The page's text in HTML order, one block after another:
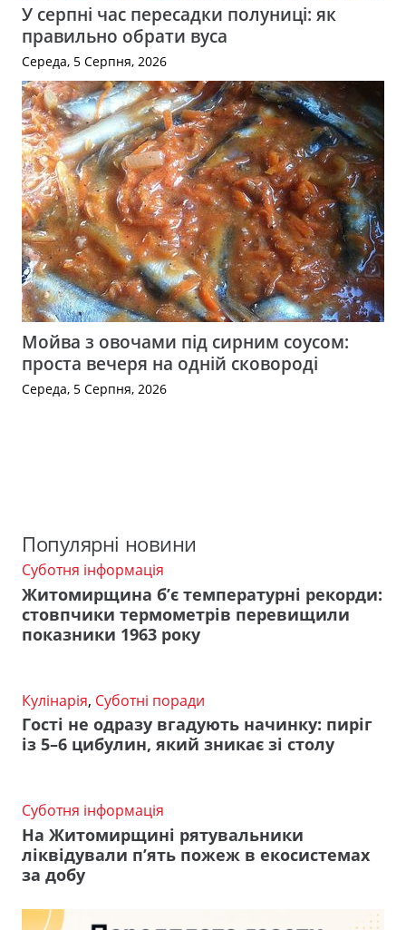
У серпні час пересадки полуниці: як
правильно обрати вуса
Середа, 5 Серпня, 2026
Мойва з овочами під сирним соусом:
проста вечеря на одній сковороді
Середа, 5 Серпня, 2026
Популярні новини
Суботня інформація
Житомирщина б’є температурні рекорди:
стовпчики термометрів перевищили
показники 1963 року
Кулінарія, Суботні поради
Гості не одразу вгадують начинку: пиріг
із 5–6 цибулин, який зникає зі столу
Суботня інформація
На Житомирщині рятувальники
ліквідували п’ять пожеж в екосистемах
за добу